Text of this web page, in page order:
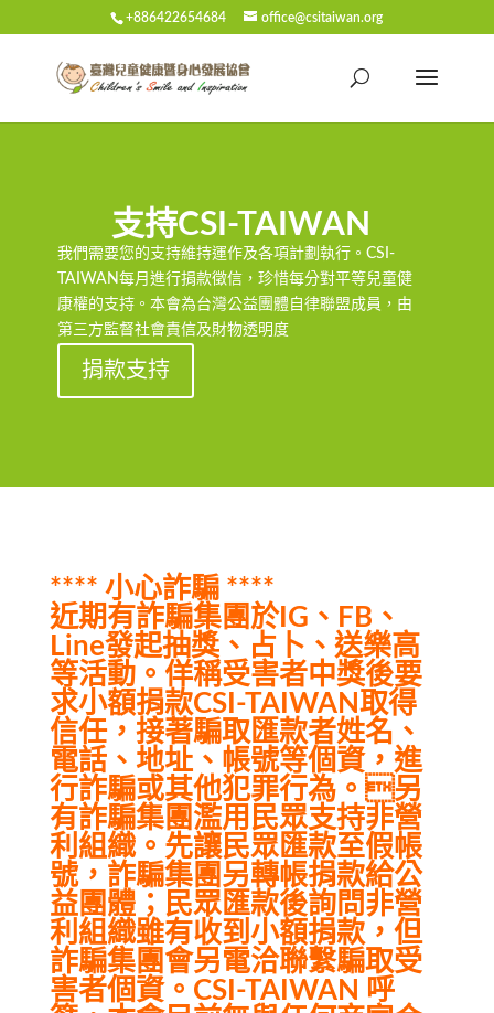
+886422654684 office@csitaiwan.org
支持CSI-TAIWAN
我們需要您的支持維持運作及各項計劃執行。CSI-
TAIWAN每月進行捐款徵信，珍惜每分對平等兒童健
康權的支持。本會為台灣公益團體自律聯盟成員，由
第三方監督社會責信及財物透明度
捐款支持
**** 小心詐騙 ****
近期有詐騙集團於IG、FB、
Line發起抽獎、占卜、送樂高
等活動。佯稱受害者中獎後要
求小額捐款CSI-TAIWAN取得
信任，接著騙取匯款者姓名、
電話、地址、帳號等個資，進
行詐騙或其他犯罪行為。另
有詐騙集團濫用民眾支持非營
利組織。先讓民眾匯款至假帳
號，詐騙集團另轉帳捐款給公
益團體；民眾匯款後詢問非營
利組織雖有收到小額捐款，但
詐騙集團會另電洽聯繫騙取受
害者個資。CSI-TAIWAN 呼